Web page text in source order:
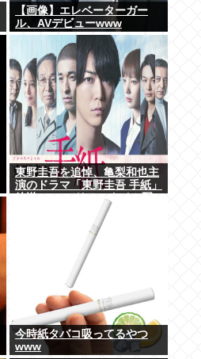
【画像】エレベーターガー
ル、AVデビューwww
東野圭吾を追悼、亀梨和也主
演のドラマ「東野圭吾 手紙」
放送 TVerでリアルタイム配
今時紙タバコ吸ってるやつ
www